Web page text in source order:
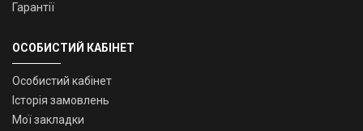
Гарантії
ОСОБИСТИЙ КАБІНЕТ
Особистий кабінет
Історія замовлень
Мої закладки